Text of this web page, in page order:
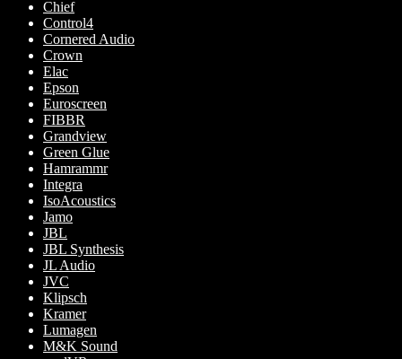
Chief
Control4
Cornered Audio
Crown
Elac
Epson
Euroscreen
FIBBR
Grandview
Green Glue
Hamrammr
Integra
IsoAcoustics
Jamo
JBL
JBL Synthesis
JL Audio
JVC
Klipsch
Kramer
Lumagen
M&K Sound